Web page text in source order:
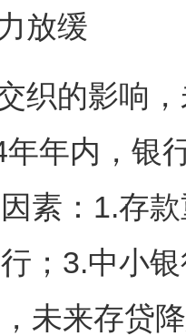
放缓
织的影响
年内，银
素：1.存
；3.中小
未来存贷